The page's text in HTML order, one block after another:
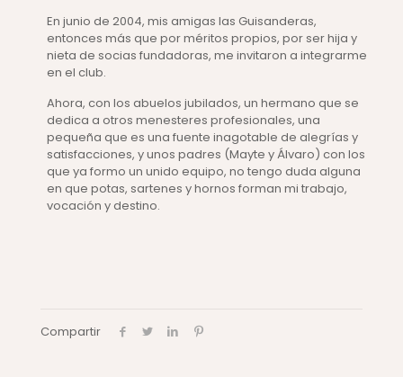
En junio de 2004, mis amigas las Guisanderas,
entonces más que por méritos propios, por ser hija y
nieta de socias fundadoras, me invitaron a integrarme
en el club.
Ahora, con los abuelos jubilados, un hermano que se
dedica a otros menesteres profesionales, una
pequeña que es una fuente inagotable de alegrías y
satisfacciones, y unos padres (Mayte y Álvaro) con los
que ya formo un unido equipo, no tengo duda alguna
en que potas, sartenes y hornos forman mi trabajo,
vocación y destino.
Compartir